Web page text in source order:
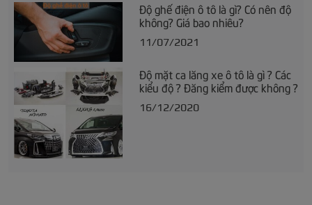
Độ ghế điện ô tô là gì? Có nên độ
không? Giá bao nhiêu?
11/07/2021
Độ mặt ca lăng xe ô tô là gì ? Các
kiểu độ ? Đăng kiểm được không ?
16/12/2020